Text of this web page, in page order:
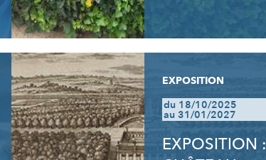
EXPOSITION
du 18/10/2025
au 31/01/2027
EXPOSITION :